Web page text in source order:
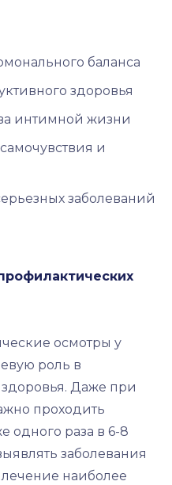
баланса
здоровья
интимной жизни
и
заболеваний
осмотры у
роль в
Даже при
проходить
одного раза в 6-8
заболевания
наиболее